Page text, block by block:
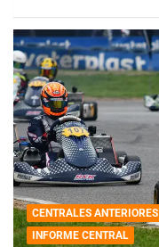
CENTRALES ANTERIORES
INFORME CENTRAL